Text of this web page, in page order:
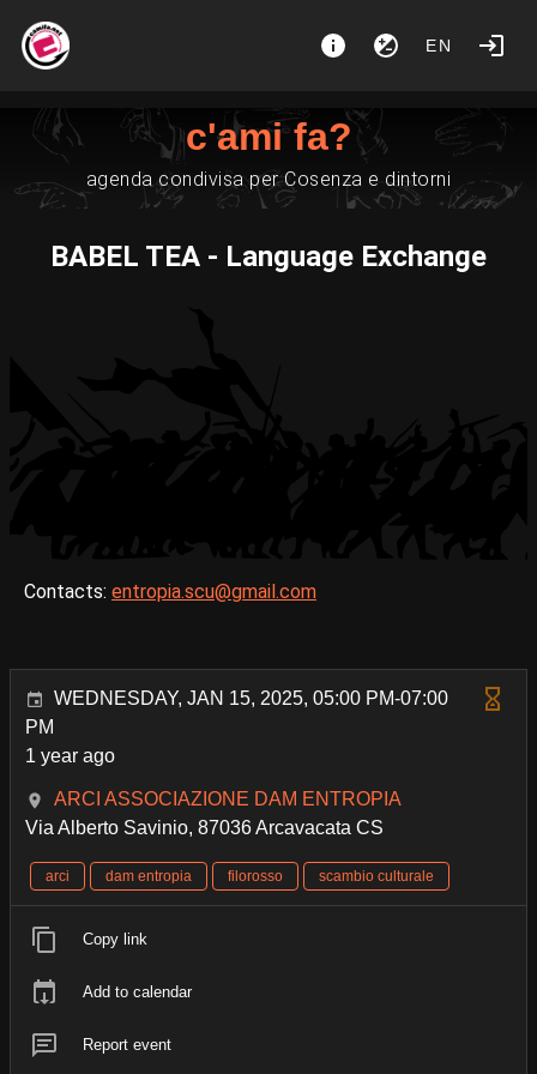
EN
c'ami fa?
agenda condivisa per Cosenza e dintorni
BABEL TEA - Language Exchange
Contacts: entropia.scu@gmail.com
WEDNESDAY, JAN 15, 2025, 05:00 PM-07:00
PM
1 year ago
ARCI ASSOCIAZIONE DAM ENTROPIA
Via Alberto Savinio, 87036 Arcavacata CS
arci dam entropia filorosso scambio culturale
Copy link
Add to calendar
Report event